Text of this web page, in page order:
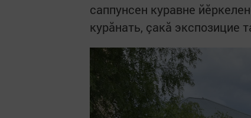
саппунсен куравне
курăнать, çакă экспозицие